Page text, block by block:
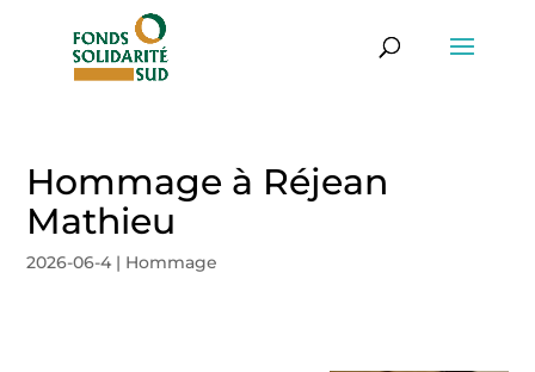
Hommage à Réjean
Mathieu
2026-06-4 | Hommage